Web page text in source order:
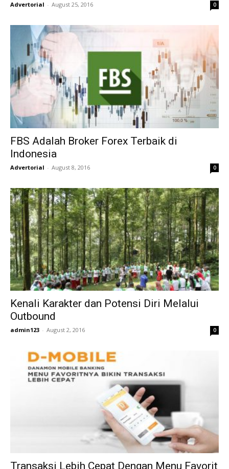
Advertorial - August 25, 2016 0
FBS Adalah Broker Forex Terbaik di
Indonesia
Advertorial - August 8, 2016 0
Kenali Karakter dan Potensi Diri Melalui
Outbound
admin123 - August 2, 2016 0
Transaksi Lebih Cepat Dengan Menu Favorit